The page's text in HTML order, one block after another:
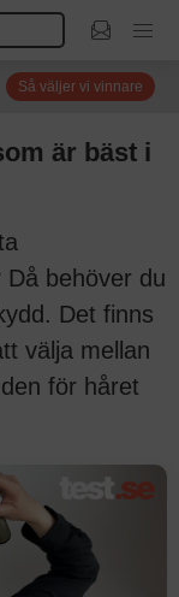
Så väljer vi vinnare
är bäst i
behöver du
Det finns
välja mellan
för håret